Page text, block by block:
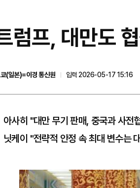
럼프, 대만도
(일본)=이경 통신원
입력 2026-05-17 15:16
아사히 "대만 무기 판매, 중국과 사전
닛케이 "전략적 안정 속 최대 변수는